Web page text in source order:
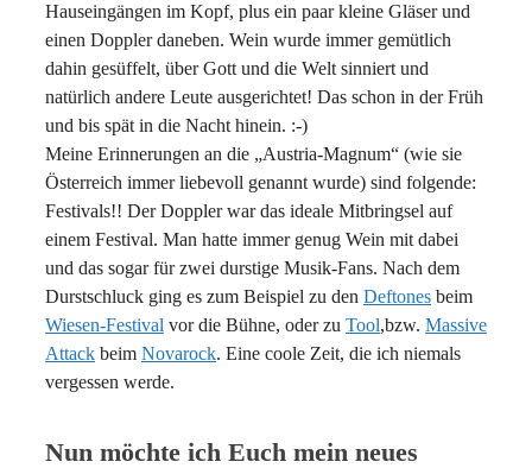
Hauseingängen im Kopf, plus ein paar kleine Gläser und
einen Doppler daneben. Wein wurde immer gemütlich
dahin gesüffelt, über Gott und die Welt sinniert und
natürlich andere Leute ausgerichtet! Das schon in der Früh
und bis spät in die Nacht hinein. :-)
Meine Erinnerungen an die „Austria-Magnum“ (wie sie
Österreich immer liebevoll genannt wurde) sind folgende:
Festivals!! Der Doppler war das ideale Mitbringsel auf
einem Festival. Man hatte immer genug Wein mit dabei
und das sogar für zwei durstige Musik-Fans. Nach dem
Durstschluck ging es zum Beispiel zu den Deftones beim
Wiesen-Festival vor die Bühne, oder zu Tool,bzw. Massive
Attack beim Novarock. Eine coole Zeit, die ich niemals
vergessen werde.
Nun möchte ich Euch mein neues